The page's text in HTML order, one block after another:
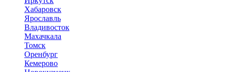
Хабаровск
Ярославль
Владивосток
Махачкала
Томск
Оренбург
Кемерово